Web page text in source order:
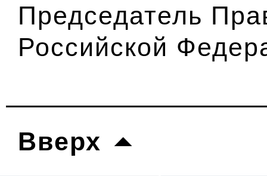
Председатель
Российской
Вверх